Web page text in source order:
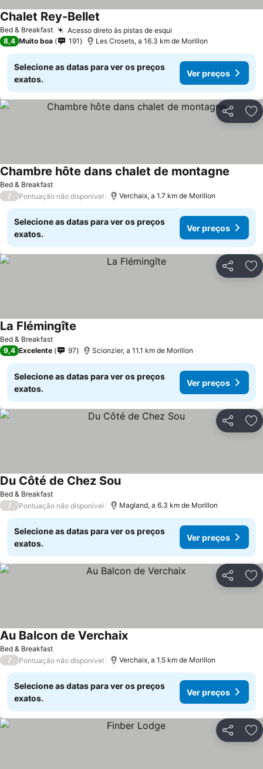
Bed & Breakfast Acesso direto às pistas de esqui
Chalet Rey-Bellet
8,4 Muito boa 191 Les Crosets, a 16.3 km de Morillon
Selecione as datas para ver os preços
exatos.
Ver preços
Partilhar
Bed & Breakfast
Chambre hôte dans chalet de montagne
/ Pontuação não disponível Verchaix, a 1.7 km de Morillon
Selecione as datas para ver os preços
exatos.
Ver preços
Partilhar
Bed & Breakfast
La Flémingîte
9,4 Excelente 97 Scionzier, a 11.1 km de Morillon
Selecione as datas para ver os preços
exatos.
Ver preços
Partilhar
Bed & Breakfast
Du Côté de Chez SouVer preços
/ Pontuação não disponível Magland, a 6.3 km de Morillon
Selecione as datas para ver os preços
exatos.
Ver preços
Partilhar
Bed & Breakfast
Au Balcon de VerchaixVer preços
/ Pontuação não disponível Verchaix, a 1.5 km de Morillon
Selecione as datas para ver os preços
exatos.
Ver preços
Partilhar